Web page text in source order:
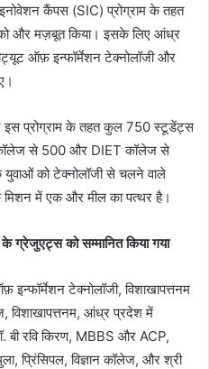
कैंपस (SIC) प्रोग्राम के तहत
और मज़बूत किया। इसके लिए आंध्र
ऑफ़ इन्फॉर्मेशन टेक्नोलॉजी और
इस प्रोग्राम के तहत कुल 750 स्टूडेंट्स
कॉलेज से 500 और DIET कॉलेज से
को टेक्नोलॉजी से चलने वाले
में एक और मील का पत्थर है।
को सम्मानित किया गया
इन्फॉर्मेशन टेक्नोलॉजी, विशाखापत्तनम
विशाखापत्तनम, आंध्र प्रदेश में
बी रवि किरण, MBBS और ACP,
प्रिंसिपल, विज्ञान कॉलेज, और श्री